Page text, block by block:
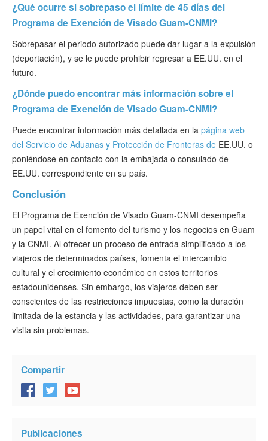
¿Qué ocurre si sobrepaso el límite de 45 días del
Programa de Exención de Visado Guam-CNMI?
Sobrepasar el periodo autorizado puede dar lugar a la expulsión
(deportación), y se le puede prohibir regresar a EE.UU. en el
futuro.
¿Dónde puedo encontrar más información sobre el
Programa de Exención de Visado Guam-CNMI?
Puede encontrar información más detallada en la página web
del Servicio de Aduanas y Protección de Fronteras de EE.UU. o
poniéndose en contacto con la embajada o consulado de
EE.UU. correspondiente en su país.
Conclusión
El Programa de Exención de Visado Guam-CNMI desempeña
un papel vital en el fomento del turismo y los negocios en Guam
y la CNMI. Al ofrecer un proceso de entrada simplificado a los
viajeros de determinados países, fomenta el intercambio
cultural y el crecimiento económico en estos territorios
estadounidenses. Sin embargo, los viajeros deben ser
conscientes de las restricciones impuestas, como la duración
limitada de la estancia y las actividades, para garantizar una
visita sin problemas.
Compartir
Publicaciones